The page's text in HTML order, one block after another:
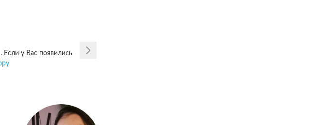
Если у Вас появились